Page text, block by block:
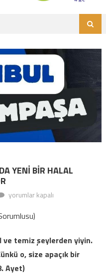
YENİ BİR HALAL
ÇOK YAKINDA BAYRAMPAŞA’DA
MARKETİMİZ AÇILIYOR için
yorumlar kapalı
ve temiz şeylerden yiyin.
o, size apaçık bir
Ayet)